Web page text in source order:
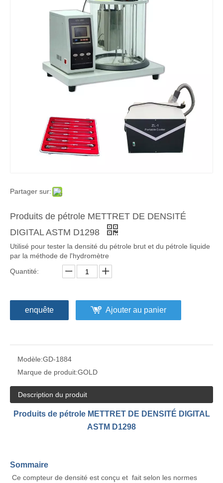
Partager sur:
Produits de pétrole METTRET DE DENSITÉ
DIGITAL ASTM D1298
Utilisé pour tester la densité du pétrole brut et du pétrole liquide
par la méthode de l'hydromètre
Quantité:
enquête Ajouter au panier
Modèle:GD-1884
Marque de produit:GOLD
Description du produit
Produits de pétrole METTRET DE DENSITÉ DIGITAL
ASTM D1298
Sommaire
Ce compteur de densité est conçu et fait selon les normes